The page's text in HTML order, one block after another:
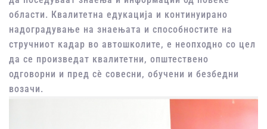
области. Квалитетна едукација и континуирано
надоградување на знаењата и способностите на
стручниот кадар во автошколите, е неопходно со цел
да се произведат квалитетни, општествено
одговорни и пред сè совесни, обучени и безбедни
возачи.